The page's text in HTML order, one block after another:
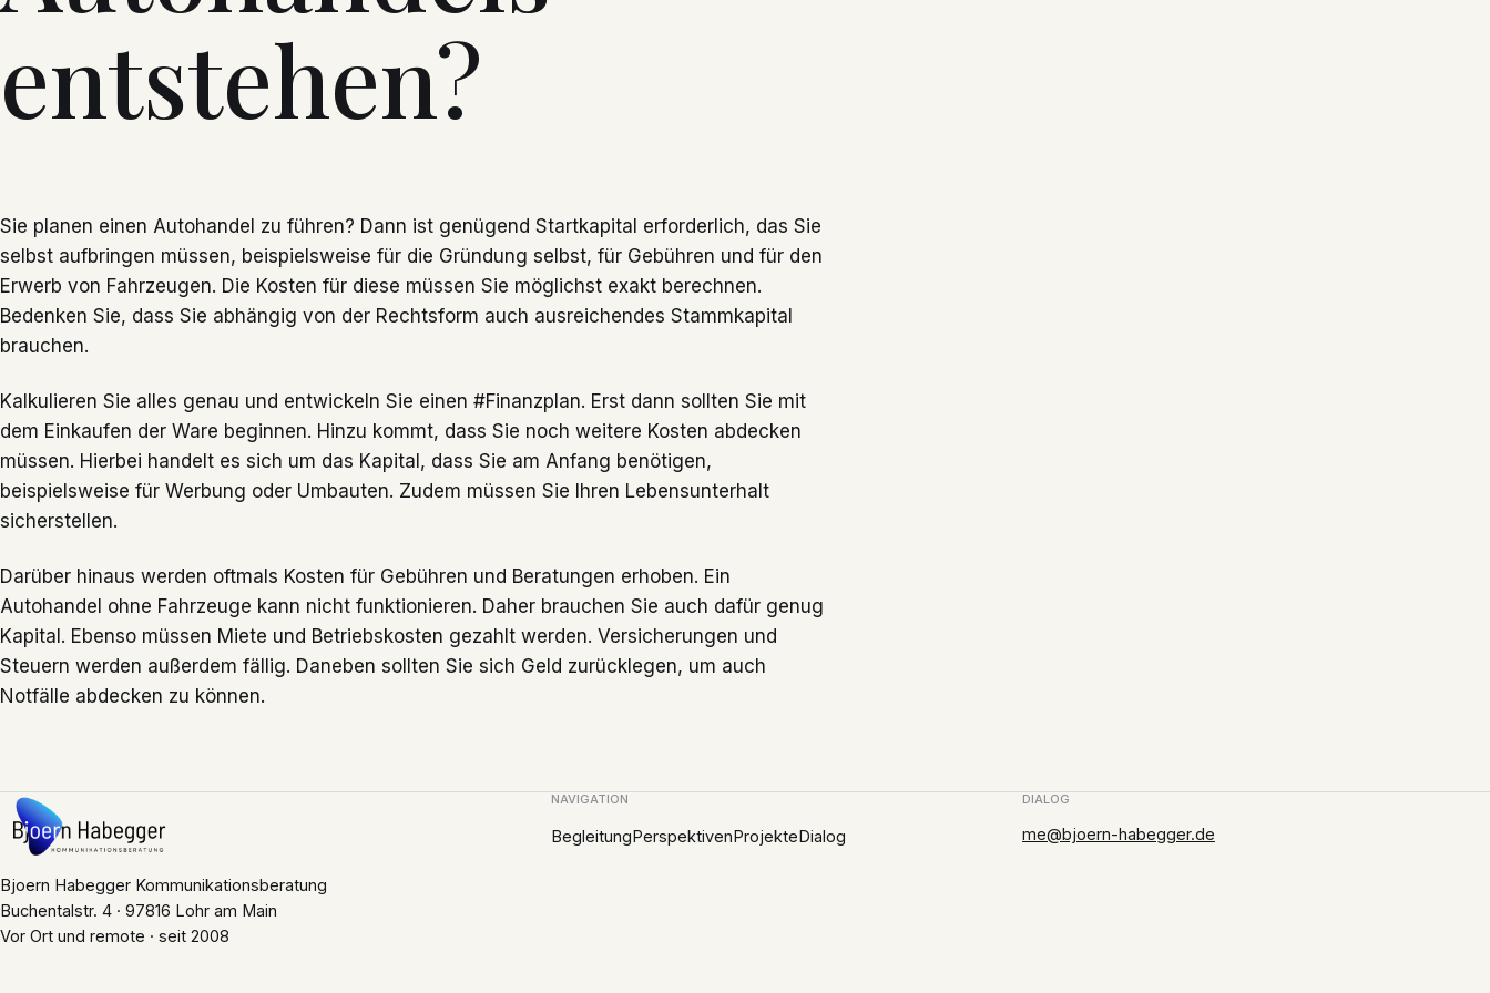
entstehen?
Sie planen einen Autohandel zu führen? Dann ist genügend Startkapital erforderlich, das Sie
selbst aufbringen müssen, beispielsweise für die Gründung selbst, für Gebühren und für den
Erwerb von Fahrzeugen. Die Kosten für diese müssen Sie möglichst exakt berechnen.
Bedenken Sie, dass Sie abhängig von der Rechtsform auch ausreichendes Stammkapital
brauchen.
Kalkulieren Sie alles genau und entwickeln Sie einen #Finanzplan. Erst dann sollten Sie mit
dem Einkaufen der Ware beginnen. Hinzu kommt, dass Sie noch weitere Kosten abdecken
müssen. Hierbei handelt es sich um das Kapital, dass Sie am Anfang benötigen,
beispielsweise für Werbung oder Umbauten. Zudem müssen Sie Ihren Lebensunterhalt
sicherstellen.
Darüber hinaus werden oftmals Kosten für Gebühren und Beratungen erhoben. Ein
Autohandel ohne Fahrzeuge kann nicht funktionieren. Daher brauchen Sie auch dafür genug
Kapital. Ebenso müssen Miete und Betriebskosten gezahlt werden. Versicherungen und
Steuern werden außerdem fällig. Daneben sollten Sie sich Geld zurücklegen, um auch
Notfälle abdecken zu können.
Bjoern Habegger Kommunikationsberatung
Buchentalstr. 4 · 97816 Lohr am Main
Vor Ort und remote · seit 2008
NAVIGATION
BegleitungPerspektivenProjekteDialog
DIALOG
me@bjoern-habegger.de